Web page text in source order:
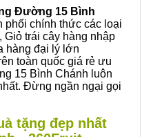
Đường 15 Bình
phối chính thức các loại
Giỏ trái cây hàng nhập
hàng đại lý lớn
toàn quốc giá rẻ ưu
15 Bình Chánh luôn
Đừng ngần ngại gọi
tặng đẹp nhất